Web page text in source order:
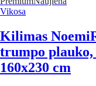
Vikosa
Kilimas Noemi
trumpo plauko,
160x230 cm